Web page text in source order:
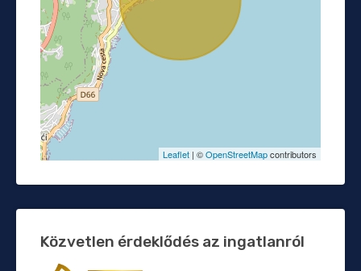
Leaflet | ©OpenStreetMapcontributors
Közvetlen érdeklődés az ingatlanról